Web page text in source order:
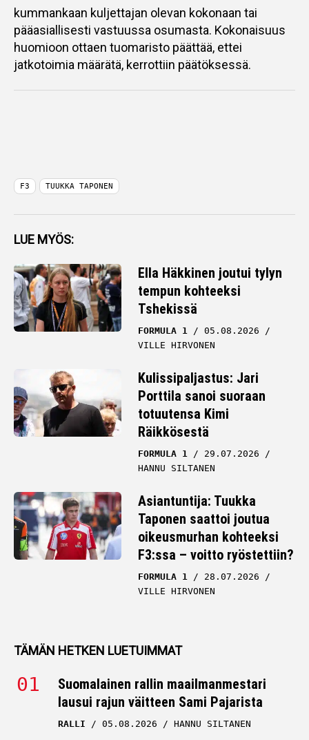
kummankaan kuljettajan olevan kokonaan tai
pääasiallisesti vastuussa osumasta. Kokonaisuus
huomioon ottaen tuomaristo päättää, ettei
jatkotoimia määrätä, kerrottiin päätöksessä.
F3 TUUKKA TAPONEN
LUE MYÖS:
Ella Häkkinen joutui tylyn
tempun kohteeksi
Tshekissä
FORMULA 1
05.08.2026
VILLE HIRVONEN
Kulissipaljastus: Jari
Porttila sanoi suoraan
totuutensa Kimi
Räikkösestä
FORMULA 1
29.07.2026
HANNU SILTANEN
Asiantuntija: Tuukka
Taponen saattoi joutua
oikeusmurhan kohteeksi
F3:ssa – voitto ryöstettiin?
FORMULA 1
28.07.2026
VILLE HIRVONEN
TÄMÄN HETKEN LUETUIMMAT
Suomalainen rallin maailmanmestari
lausui rajun väitteen Sami Pajarista
RALLI 05.08.2026 HANNU SILTANEN